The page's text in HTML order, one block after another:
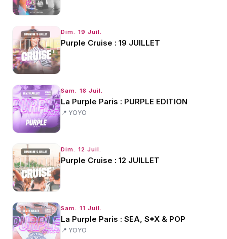
Dim. 19 Juil.
Purple Cruise : 19 JUILLET
Sam. 18 Juil.
La Purple Paris : PURPLE EDITION
📍 YOYO
Dim. 12 Juil.
Purple Cruise : 12 JUILLET
Sam. 11 Juil.
La Purple Paris : SEA, S*X & POP
📍 YOYO